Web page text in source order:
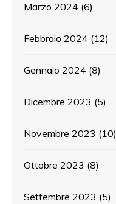
Marzo 2024 (6)
Febbraio 2024 (12)
Gennaio 2024 (8)
Dicembre 2023 (5)
Novembre 2023 (10)
Ottobre 2023 (8)
Settembre 2023 (5)